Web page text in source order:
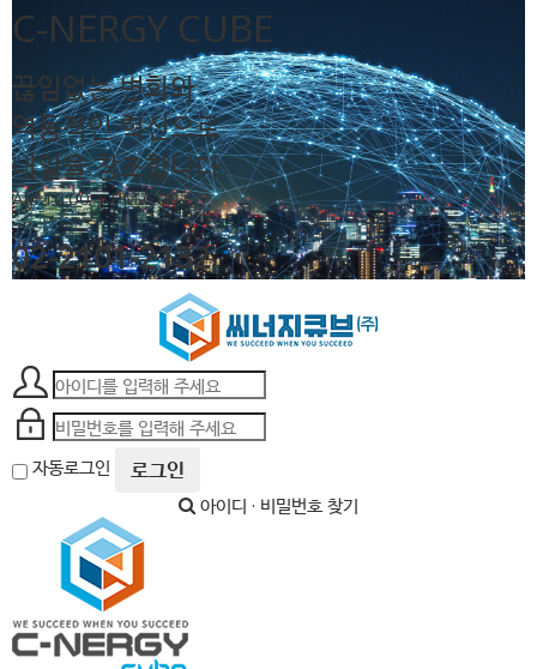
C-NERGY CUBE
끊임없는 변화와
역동적인 혁신으로
내일을 창조합니다.
AM 10:00 ~ PM 6:00
02-2101-2132
자동로그인 로그인
아이디 · 비밀번호 찾기